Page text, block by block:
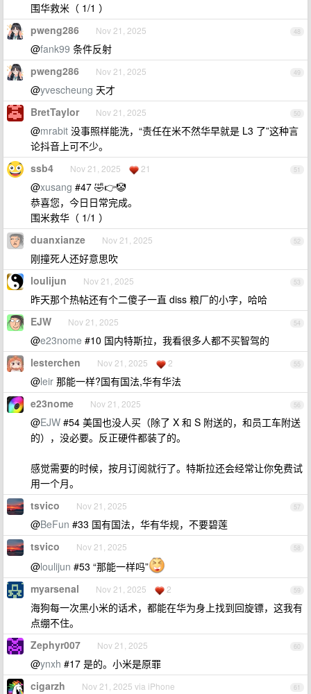
围华救米（ 1/1 ）
48
pweng286 Nov 21, 2025
@fank99 条件反射
49
pweng286 Nov 21, 2025
@yvescheung 天才
50
BretTaylor Nov 21, 2025
@mrabit 没事照样能洗，“责任在米不然华早就是 L3 了”这种言
论抖音上可不少。
51
ssb4 Nov 21, 2025 21
@xusang #47 🤣👉🤡
恭喜您，今日日常完成。
围米救华（ 1/1 ）
52
duanxianze Nov 21, 2025
刚撞死人还好意思吹
53
loulijun Nov 21, 2025
昨天那个热帖还有个二傻子一直 diss 粮厂的小字，哈哈
54
EJW Nov 21, 2025
@e23nome #10 国内特斯拉，我看很多人都不买智驾的
55
lesterchen Nov 21, 2025 2
@leir 那能一样?国有国法,华有华法
56
e23nome Nov 21, 2025
@EJW #54 美国也没人买（除了 X 和 S 附送的，和员工车附送
的），没必要。反正硬件都装了的。
感觉需要的时候，按月订阅就行了。特斯拉还会经常让你免费试
用一个月。
57
tsvico Nov 21, 2025
@BeFun #33 国有国法，华有华规，不要碧莲
58
tsvico Nov 21, 2025
@loulijun #53 “那能一样吗”
59
myarsenal Nov 21, 2025 2
海狗每一次黑小米的话术，都能在华为身上找到回旋镖，这我有
点绷不住。
60
Zephyr007 Nov 21, 2025
@ynxh #17 是的。小米是原罪
61
cigarzh Nov 21, 2025 via iPhone